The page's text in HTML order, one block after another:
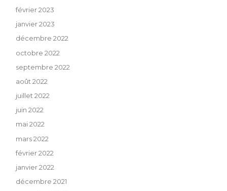
février 2023
janvier 2023
décembre 2022
octobre 2022
septembre 2022
août 2022
juillet 2022
juin 2022
mai 2022
mars 2022
février 2022
janvier 2022
décembre 2021